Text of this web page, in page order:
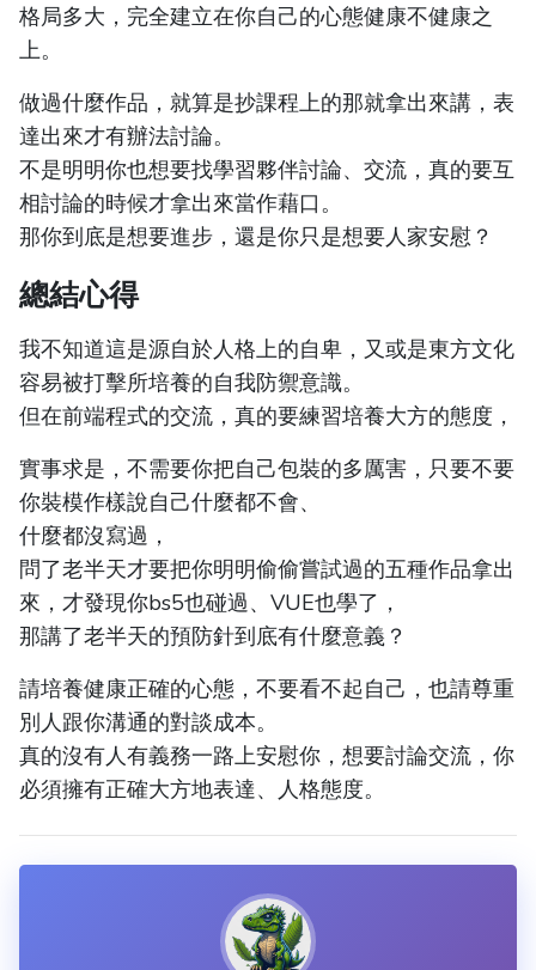
格局多大，完全建立在你自己的心態健康不健康之
上。
做過什麼作品，就算是抄課程上的那就拿出來講，表
達出來才有辦法討論。
不是明明你也想要找學習夥伴討論、交流，真的要互
相討論的時候才拿出來當作藉口。
那你到底是想要進步，還是你只是想要人家安慰？
總結心得
我不知道這是源自於人格上的自卑，又或是東方文化
容易被打擊所培養的自我防禦意識。
但在前端程式的交流，真的要練習培養大方的態度，
實事求是，不需要你把自己包裝的多厲害，只要不要
你裝模作樣說自己什麼都不會、
什麼都沒寫過，
問了老半天才要把你明明偷偷嘗試過的五種作品拿出
來，才發現你bs5也碰過、VUE也學了，
那講了老半天的預防針到底有什麼意義？
請培養健康正確的心態，不要看不起自己，也請尊重
別人跟你溝通的對談成本。
真的沒有人有義務一路上安慰你，想要討論交流，你
必須擁有正確大方地表達、人格態度。